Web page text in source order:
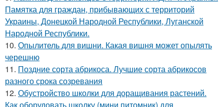
Памятка для граждан, прибывающих с территорий
Украины, Донецкой Народной Республики, Луганской
Народной Республики.
10. Опылитель для вишни. Какая вишня может опылять
черешню
11. Поздние сорта абрикоса. Лучшие сорта абрикосов
разного срока созревания
12. Обустройство школки для доращивания растений.